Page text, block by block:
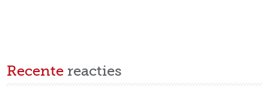
Recente reacties